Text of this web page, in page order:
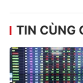
TIN CÙNG